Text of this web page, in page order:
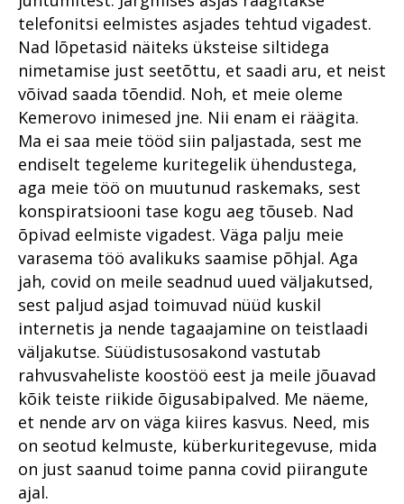
telefonitsi eelmistes asjades tehtud vigadest.
Nad lõpetasid näiteks üksteise siltidega
nimetamise just seetõttu, et saadi aru, et neist
võivad saada tõendid. Noh, et meie oleme
Kemerovo inimesed jne. Nii enam ei räägita.
Ma ei saa meie tööd siin paljastada, sest me
endiselt tegeleme kuritegelik ühendustega,
aga meie töö on muutunud raskemaks, sest
konspiratsiooni tase kogu aeg tõuseb. Nad
õpivad eelmiste vigadest. Väga palju meie
varasema töö avalikuks saamise põhjal. Aga
jah, covid on meile seadnud uued väljakutsed,
sest paljud asjad toimuvad nüüd kuskil
internetis ja nende tagaajamine on teistlaadi
väljakutse. Süüdistusosakond vastutab
rahvusvaheliste koostöö eest ja meile jõuavad
kõik teiste riikide õigusabipalved. Me näeme,
et nende arv on väga kiires kasvus. Need, mis
on seotud kelmuste, küberkuritegevuse, mida
on just saanud toime panna covid piirangute
ajal.